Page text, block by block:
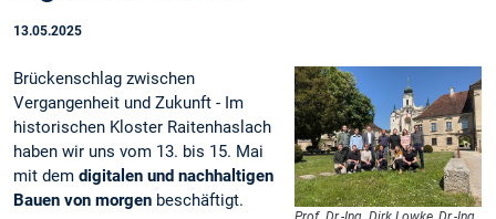
13.05.2025
Brückenschlag zwischen
Vergangenheit und Zukunft - Im
historischen Kloster Raitenhaslach
haben wir uns vom 13. bis 15. Mai
mit dem digitalen und nachhaltigen
Bauen von morgen beschäftigt.